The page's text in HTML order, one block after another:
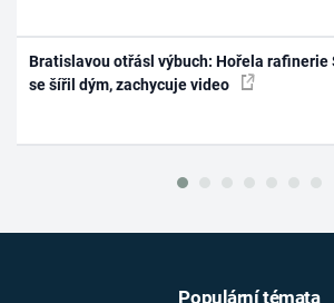
Bratislavou otřásl výbuch: Hořela
se šířil dým, zachycuje video
Populární témata